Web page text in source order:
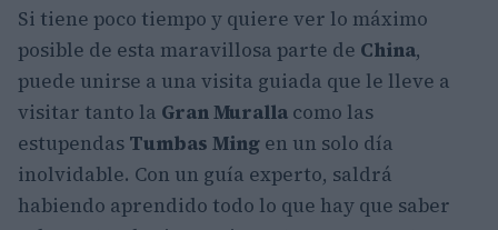
Si tiene poco tiempo y quiere ver lo máximo
posible de esta maravillosa parte de China,
puede unirse a una visita guiada que le lleve a
visitar tanto la Gran Muralla como las
estupendas Tumbas Ming en un solo día
inolvidable. Con un guía experto, saldrá
habiendo aprendido todo lo que hay que saber